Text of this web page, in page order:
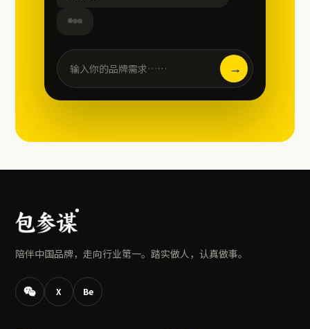
输入你的品牌需求…… →
陪伴中国品牌，走向行业第一。踏实做人，认真做事。
X Be